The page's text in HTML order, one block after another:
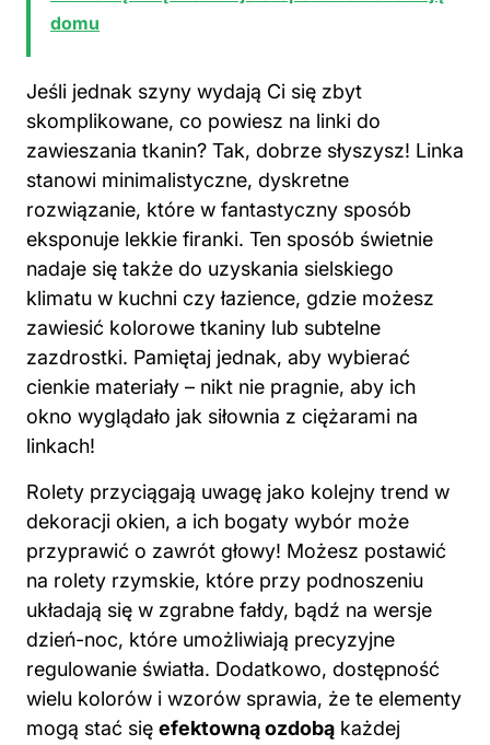
domu
Jeśli jednak szyny wydają Ci się zbyt
skomplikowane, co powiesz na linki do
zawieszania tkanin? Tak, dobrze słyszysz! Linka
stanowi minimalistyczne, dyskretne
rozwiązanie, które w fantastyczny sposób
eksponuje lekkie firanki. Ten sposób świetnie
nadaje się także do uzyskania sielskiego
klimatu w kuchni czy łazience, gdzie możesz
zawiesić kolorowe tkaniny lub subtelne
zazdrostki. Pamiętaj jednak, aby wybierać
cienkie materiały – nikt nie pragnie, aby ich
okno wyglądało jak siłownia z ciężarami na
linkach!
Rolety przyciągają uwagę jako kolejny trend w
dekoracji okien, a ich bogaty wybór może
przyprawić o zawrót głowy! Możesz postawić
na rolety rzymskie, które przy podnoszeniu
układają się w zgrabne fałdy, bądź na wersje
dzień-noc, które umożliwiają precyzyjne
regulowanie światła. Dodatkowo, dostępność
wielu kolorów i wzorów sprawia, że te elementy
mogą stać się efektowną ozdobą każdej